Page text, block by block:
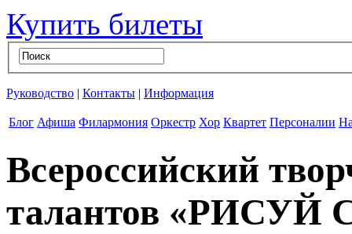
Купить билеты
Руководство | Контакты | Информация
Блог Афиша Филармония Оркестр Хор Квартет Персоналии
Всероссийский
талантов